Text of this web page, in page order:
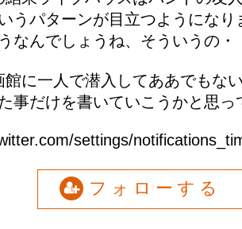
うパターンが目立つようになり
なんでしょうね、そういうの・
館に一人で潜入してああでもな
事だけを書いていこうかと思っ
settings/
フォローする